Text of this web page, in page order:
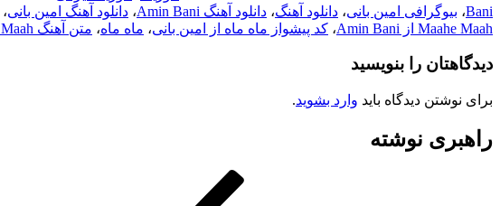
Bani، بیوگرافی امین بانی، دانلود آهنگ، دانلود آهنگ Amin Bani ، دانلود آهنگ امین بانی،
Maahe Maah از Amin Bani
، کد پیشواز ماه ماه از امین بانی، ماه ماه، متن آهنگ Maahe Maah از Amin Bani
دیدگاهتان را بنویسید
برای نوشتن دیدگاه باید وارد بشوید.
راهبری نوشته